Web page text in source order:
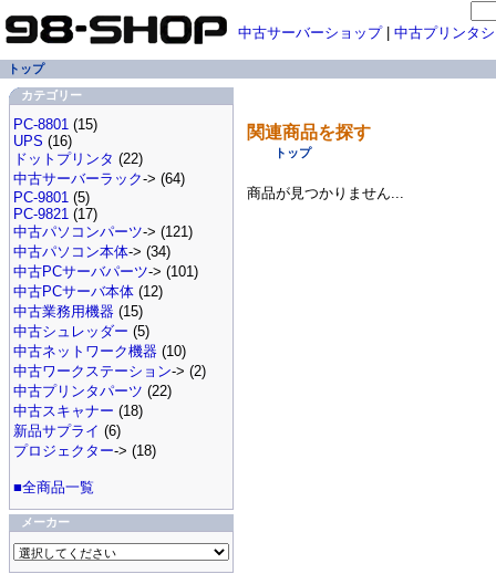
関連商品を探す
トップ
商品が見つかりません...
中古サーバーショップ| 中古プリンタ
トップ
カテゴリー
PC-8801 (15)
UPS (16)
ドットプリンタ (22)
中古サーバーラック-> (64)
PC-9801 (5)
PC-9821 (17)
中古パソコンパーツ-> (121)
中古パソコン本体-> (34)
中古PCサーバパーツ-> (101)
中古PCサーバ本体 (12)
中古業務用機器 (15)
中古シュレッダー (5)
中古ネットワーク機器 (10)
中古ワークステーション-> (2)
中古プリンタパーツ (22)
中古スキャナー (18)
新品サプライ (6)
プロジェクター-> (18)
■全商品一覧
メーカー